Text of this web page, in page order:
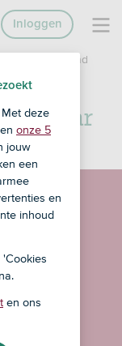
Inloggen
Verklarend
9 jaar
deze
onze 5
jouw
een
en
inhoud
en ons